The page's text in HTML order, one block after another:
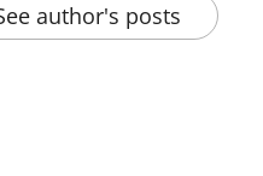
author's posts